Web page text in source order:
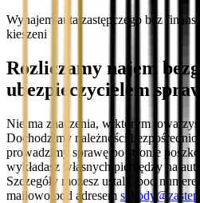
Wynajem auta zastępczego bez
kieszeni
Rozliczamy najem
ubezpieczycielem
Nie ma znaczenia, w którym
Dochodzimy należności
prowadzimy sprawę po stronie
wykładasz własnych pieniędzy na
Szczegóły możesz ustalić pod
mailowo pod adresem